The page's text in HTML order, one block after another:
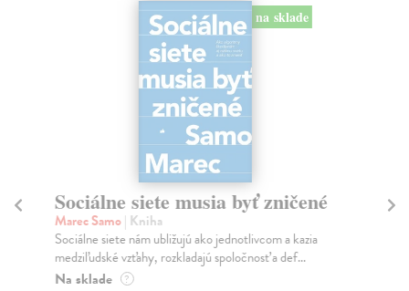
na sklade
Sociálne siete musia byť zničené
Marec Samo| Kniha
Sociálne siete nám ubližujú ako jednotlivcom a kazia
medziľudské vzťahy, rozkladajú spoločnosť a def...
Na sklade ?